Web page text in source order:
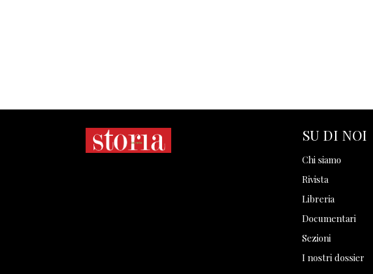
SU DI NOI
Chi siamo
Rivista
Libreria
Documentari
Sezioni
I nostri dossier